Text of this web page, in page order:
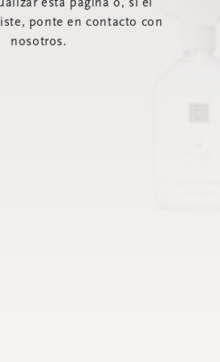
esta página o, si el
ponte en contacto con
nosotros.